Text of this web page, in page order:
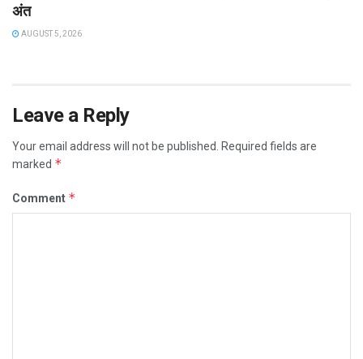
अंत
AUGUST 5, 2026
Leave a Reply
Your email address will not be published.
Required fields are
marked *
Comment *